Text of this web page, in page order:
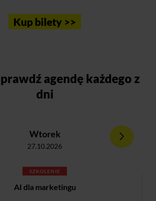
Kup bilety >>
agendę każdego z
dni
Wtorek
27.10.2026
SZKOLENIE
AI dla marketingu